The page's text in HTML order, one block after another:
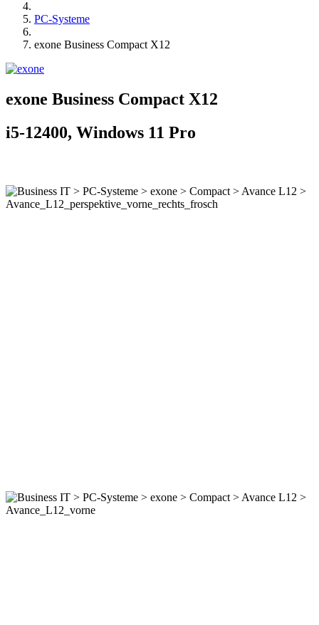
PC-Systeme
exone Business Compact X12
exone Business Compact X12
i5-12400, Windows 11 Pro